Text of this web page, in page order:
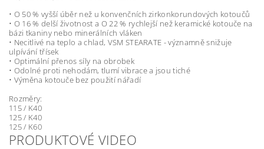
• O 50 % vyšší úběr než u konvenčních zirkonkorundových kotoučů
• O 16 % delší životnost a O 22 % rychlejší než keramické kotouče na
bázi tkaniny nebo minerálních vláken
• Necitlivé na teplo a chlad, VSM STEARATE - významně snižuje
ulpívání třísek
• Optimální přenos síly na obrobek
• Odolné proti nehodám, tlumí vibrace a jsou tiché
• Výměna kotouče bez použití nářadí
Rozměry:
115 / K40
125 / K40
125 / K60
PRODUKTOVÉ VIDEO